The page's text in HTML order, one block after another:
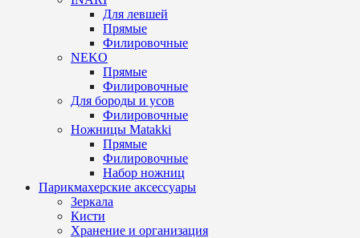
Для левшей
Прямые
Филировочные
NEKO
Прямые
Филировочные
Для бороды и усов
Филировочные
Ножницы Matakki
Прямые
Филировочные
Набор ножниц
Парикмахерские аксессуары
Зеркала
Кисти
Хранение и организация